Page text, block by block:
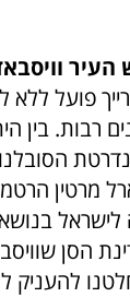
העיר
פועל ללא
מרטין
הסן
להעניק